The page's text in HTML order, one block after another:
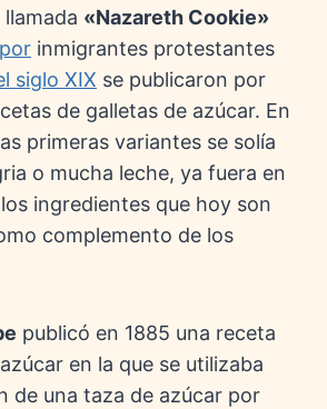
«Nazareth Cookie»
inmigrantes protestantes
siglo XIX se publicaron por
de galletas de azúcar. En
primeras variantes se solía
o mucha leche, ya fuera en
ingredientes que hoy son
complemento de los
publicó en 1885 una receta
en la que se utilizaba
de una taza de azúcar por